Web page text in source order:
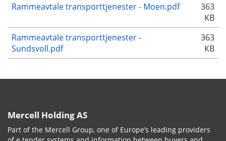
Rammeavtale transporttjenester - Moen.pdf
363
KB
Rammeavtale transporttjenester -
Sundsvoll.pdf
363
KB
Mercell Holding AS
Part of the Mercell Group, one of Europe’s leading providers